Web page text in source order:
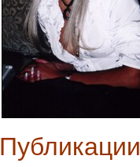
Публикации